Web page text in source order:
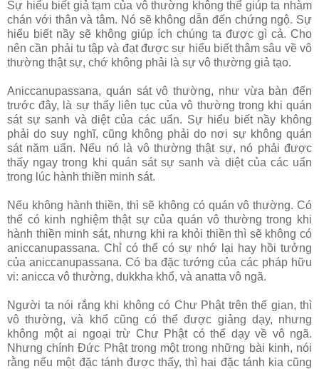
Sự hiểu biết giả tạm của vô thường không thể giúp ta nhàm
chán với thân và tâm. Nó sẽ không dẫn đến chứng ngộ. Sự
hiểu biết nầy sẽ không giúp ích chúng ta được gì cả. Cho
nên cần phải tu tập và đạt được sự hiểu biết thâm sâu về vô
thường thật sự, chớ không phải là sự vô thường giả tạo.
Aniccanupassana, quán sát vô thường, như vừa bàn đến
trước đây, là sự thấy liên tục của vô thường trong khi quán
sát sự sanh và diệt của các uẩn. Sự hiểu biết nầy không
phải do suy nghĩ, cũng không phải do nơi sự không quán
sát năm uẩn. Nếu nó là vô thường thật sự, nó phải được
thấy ngay trong khi quán sát sự sanh và diệt của các uẩn
trong lúc hành thiền minh sát.
Nếu không hành thiền, thì sẽ không có quán vô thường. Có
thể có kinh nghiệm thật sự của quán vô thường trong khi
hành thiền minh sát, nhưng khi ra khỏi thiền thì sẽ không có
aniccanupassana. Chỉ có thể có sự nhớ lại hay hồi tưởng
của aniccanupassana. Có ba đặc tướng của các pháp hữu
vi: anicca vô thường, dukkha khổ, và anatta vô ngã.
Người ta nói rắng khi không có Chư Phật trên thế gian, thì
vô thường, và khổ cũng có thể được giảng dạy, nhưng
không một ai ngoại trừ Chư Phật có thể dạy về vô ngã.
Nhưng chính Đức Phật trong một trong những bài kinh, nói
rằng nếu một đặc tánh được thấy, thì hai đặc tánh kia cũng